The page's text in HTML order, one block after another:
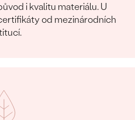
i kvalitu materiálu. U
od mezinárodních